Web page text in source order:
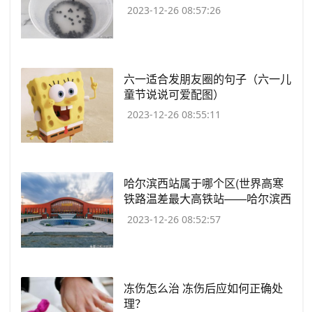
2023-12-26 08:57:26
​六一适合发朋友圈的句子（六一儿
童节说说可爱配图）
2023-12-26 08:55:11
​哈尔滨西站属于哪个区(世界高寒
铁路温差最大高铁站——哈尔滨西
站)
2023-12-26 08:52:57
​冻伤怎么治 冻伤后应如何正确处
理？